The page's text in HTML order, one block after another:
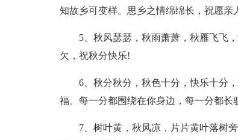
知故乡可变样。思乡之情绵绵长，祝愿亲
5、秋风瑟瑟，秋雨萧萧，秋雁飞飞
欠，祝秋分快乐!
6、秋分秋分，秋色十分，快乐十分
福。每一分都围绕在你身边，每一分都长
7、树叶黄，秋风凉，片片黄叶落树